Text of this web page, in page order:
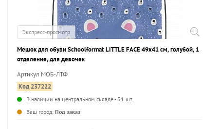
Экспресс-просмотр
Мешок для обуви Schoolformat LITTLE FACE 49х41 см, голубой, 1
отделение, для девочек
Артикул МОБ-ЛТФ
Код 237222
В наличии на центральном складе - 31 шт.
Ваш город: Под заказ